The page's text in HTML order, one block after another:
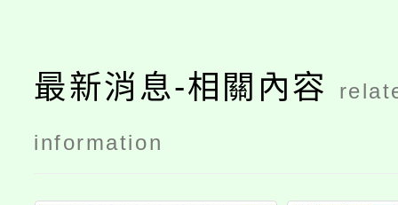
最新消息-相關內容
information